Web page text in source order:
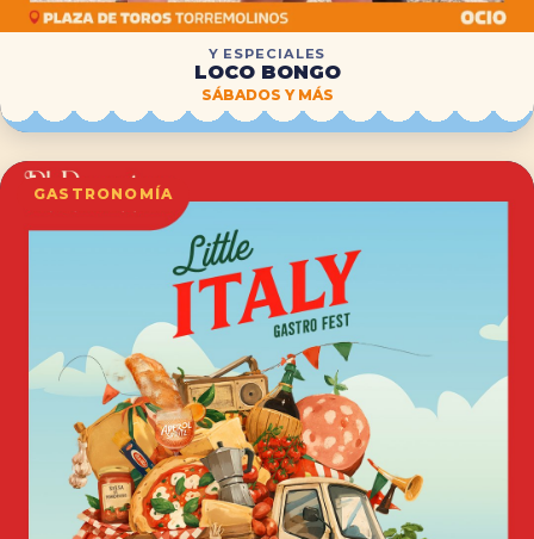
Y ESPECIALES
LOCO BONGO
SÁBADOS Y MÁS
GASTRONOMÍA